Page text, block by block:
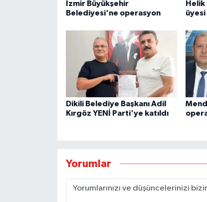
İzmir Büyükşehir
Belediyesi'ne operasyon
Helik
Dikili Belediye Başkanı Adil
Kırgöz YENİ Parti'ye katıldı
Yorumlar